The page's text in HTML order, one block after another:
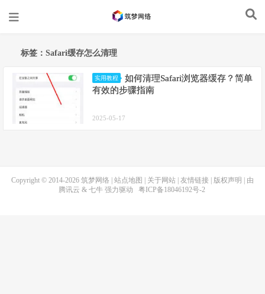
标签：Safari缓存怎么清理
实用教程
如何清理Safari浏览器缓存？简单
有效的步骤指南
2025-05-17
Copyright © 2014-2026 筑梦网络 站点地图 关于网站 友情链接 版权声明
| 由
腾讯云 & 七牛强力驱动 粤ICP备18046192号-2